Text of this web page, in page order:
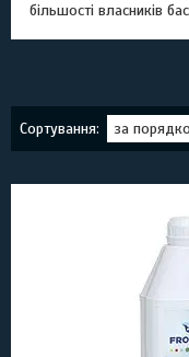
більшості власників